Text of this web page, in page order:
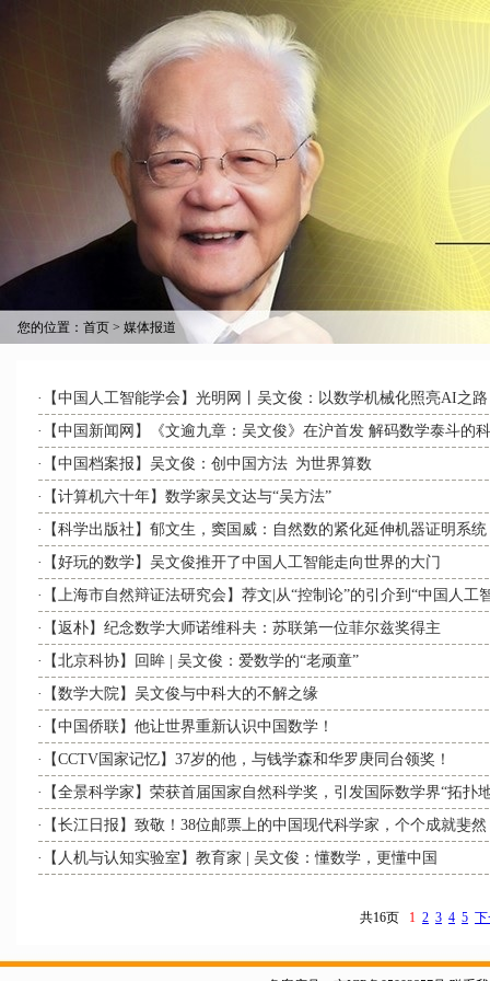
您的位置： 首页 > 媒体报道
·【中国人工智能学会】光明网丨吴文俊：以数学机械化照亮AI之
·【中国新闻网】《文逾九章：吴文俊》在沪首发 解码数学泰斗的
·【中国档案报】吴文俊：创中国方法 为世界算数
·【计算机六十年】数学家吴文达与“吴方法”
·【科学出版社】郁文生，窦国威：自然数的紧化延伸机器证明系统
·【好玩的数学】吴文俊推开了中国人工智能走向世界的大门
·【上海市自然辩证法研究会】荐文|从“控制论”的引介到“中国人工
·【返朴】纪念数学大师诺维科夫：苏联第一位菲尔兹奖得主
·【北京科协】回眸 | 吴文俊：爱数学的“老顽童”
·【数学大院】吴文俊与中科大的不解之缘
·【中国侨联】他让世界重新认识中国数学！
·【CCTV国家记忆】37岁的他，与钱学森和华罗庚同台领奖！
·【全景科学家】荣获首届国家自然科学奖，引发国际数学界“拓扑
·【长江日报】致敬！38位邮票上的中国现代科学家，个个成就斐然
·【人机与认知实验室】教育家 | 吴文俊：懂数学，更懂中国
共16页 1 2 3 4 5